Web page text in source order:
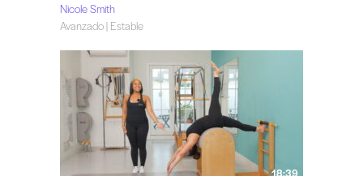
Nicole Smith
Avanzado | Estable
18:39